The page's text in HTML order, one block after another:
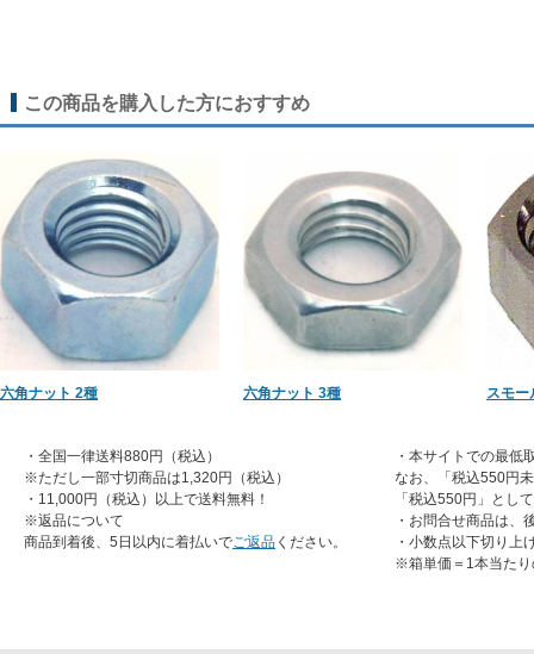
この商品を購入した方におすすめ
六角ナット 2種 六角ナット 3種 スモー
・全国一律送料880円（税込）
※ただし一部寸切商品は1,320円（税込）
・11,000円（税込）以上で送料無料！
※返品について
商品到着後、5日以内に着払いでご返品 ください。
・本サイトでの最低
なお、「税込550円
「税込550円」とし
・お問合せ商品は、
・小数点以下切り上
※箱単価＝1本当たり